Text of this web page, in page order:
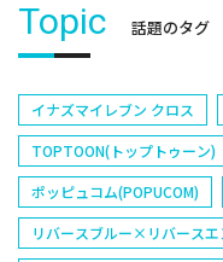
Topic 話題のタグ
イナズマイレブン クロス
TOPTOON(トップトゥーン)
ポッピュコム(POPUCOM)
リバースブルー×リバース